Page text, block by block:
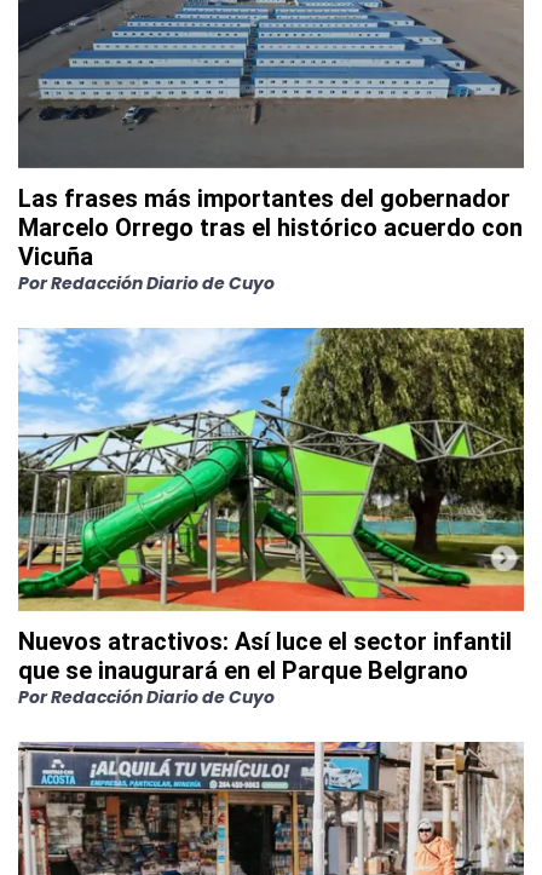
Las frases más importantes del gobernador
Marcelo Orrego tras el histórico acuerdo con
Vicuña
PorRedacción Diario de Cuyo
Nuevos atractivos: Así luce el sector infantil
que se inaugurará en el Parque Belgrano
PorRedacción Diario de Cuyo